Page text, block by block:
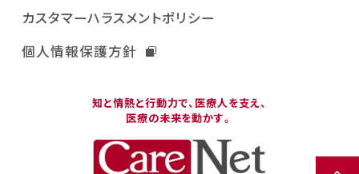
知と情熱と行動力で、医療人を支え、
医療の未来を動かす。
カスタマーハラスメントポリシー
個人情報保護方針